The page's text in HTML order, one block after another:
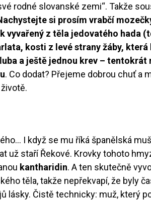
rodné slovanské zemi“. Takže
si prosím vrabčí
vyvařený z těla jedovatého hada
kosti z levé strany žáby, která
a ještě jednou krev – tentokrát
. Co dodat? Přejeme dobrou chuť a
I když se mu říká španělská
už staří Řekové. Krovky tohoto
kantharidin. A ten skutečně
těla, takže nepřekvapí, že byly
lásky. Čistě technicky: muž, který